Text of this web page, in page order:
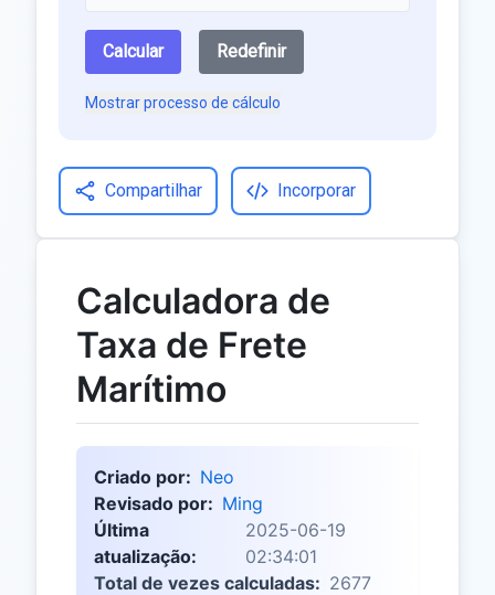
Calcular Redefinir
Mostrar processo de cálculo
Compartilhar Incorporar
Calculadora de
Taxa de Frete
Marítimo
Criado por: Neo
Revisado por: Ming
Última
atualização:
2025-06-19
02:34:01
Total de vezes calculadas: 2677